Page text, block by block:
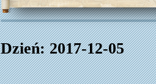
Dzień:2017-12-05